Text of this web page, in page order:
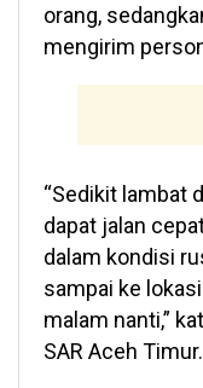
orang,
mengirim
“Sedikit lambat
dapat jalan
dalam kondisi
sampai ke
malam nanti,”
SAR Aceh Timur.